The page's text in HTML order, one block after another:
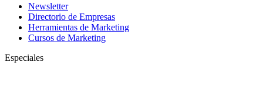
Newsletter
Directorio de Empresas
Herramientas de Marketing
Cursos de Marketing
Especiales